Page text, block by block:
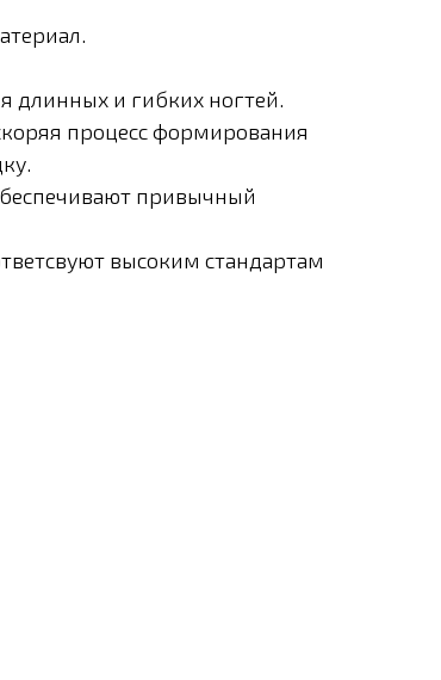
длинных и гибких ногтей.
процесс формирования
привычный
высоким стандартам